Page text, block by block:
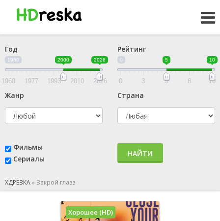
Год
1960 2000 2026
1960 1977 1993 2010 2026
Рейтинг
0 5 10
0 3 5 8 10
Жанр Страна
Фильмы
Сериалы
НАЙТИ
ХДРЕЗКА» Закрой глаза
Хорошее (HD)